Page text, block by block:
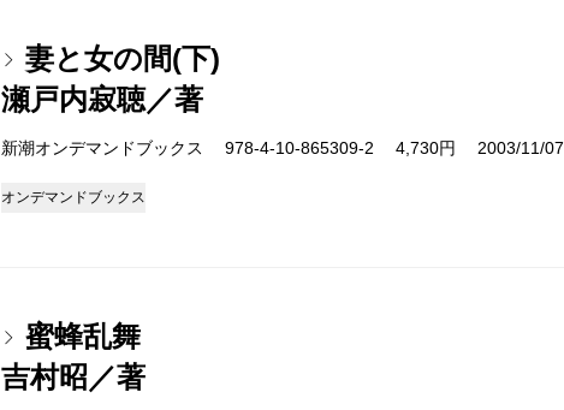
妻と女の間(下)
瀬戸内寂聴／著
新潮オンデマンドブックス 978-4-10-865309-2 4,730円 2003/11/07
オンデマンドブックス
蜜蜂乱舞
吉村昭／著